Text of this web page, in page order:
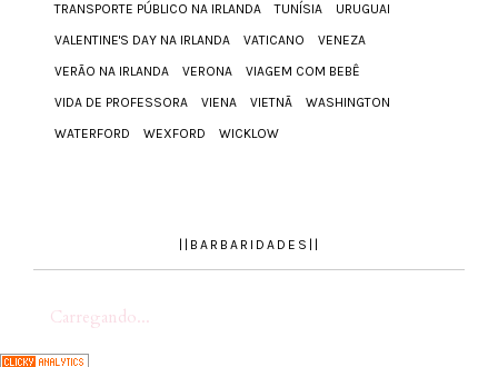
TRANSPORTE PÚBLICO NA IRLANDA
TUNÍSIA
URUGUAI
VALENTINE'S DAY NA IRLANDA
VATICANO
VENEZA
VERÃO NA IRLANDA
VERONA
VIAGEM COM BEBÊ
VIDA DE PROFESSORA
VIENA VIETNÃ
WASHINGTON
WATERFORD
WEXFORD WICKLOW
||BARBARIDADES||
Carregando...